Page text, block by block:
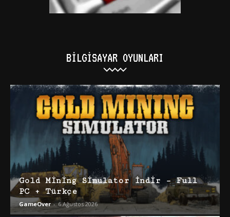
BILGISAYAR OYUNLARI
Gold Mining Simulator İndir – Full
PC + Türkçe
GameOver - 6 Ağustos 2026